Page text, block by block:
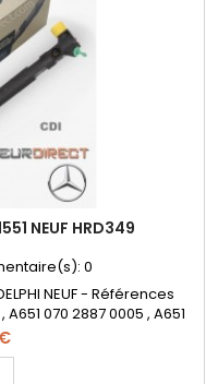
NEUF HRD349
0
NEUF - Références
070 2887 0005 , A651
- Pour motorisation
CDI